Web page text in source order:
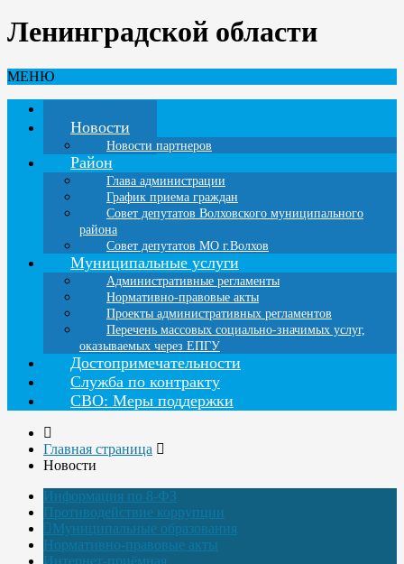
Ленинградской области
МЕНЮ
Новости
Новости партнеров
Район
Глава администрации
График приема граждан
Совет депутатов Волховского муниципального
района
Совет депутатов МО г.Волхов
Муниципальные услуги
Административные регламенты
Нормативно-правовые акты
Проекты административных регламентов
Перечень массовых социально-значимых услуг,
оказываемых через ЕПГУ
Достопримечательности
Служба по контракту
СВО: Меры поддержки
Главная страница
Новости
Информация по 8-ФЗ
Противодействие коррупции
Муниципальные образования
Нормативно-правовые акты
Интернет-приёмная